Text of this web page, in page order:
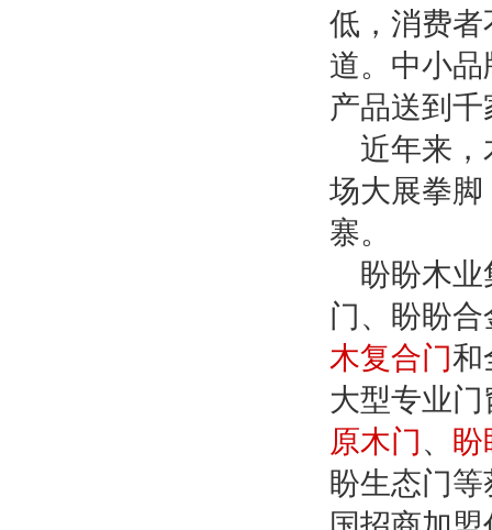
低，消费
道。中小
产品送到
近年来
场大展拳
寨。
盼盼木
门、盼盼
木复合门和
大型专业
原木门、 盼
盼生态门